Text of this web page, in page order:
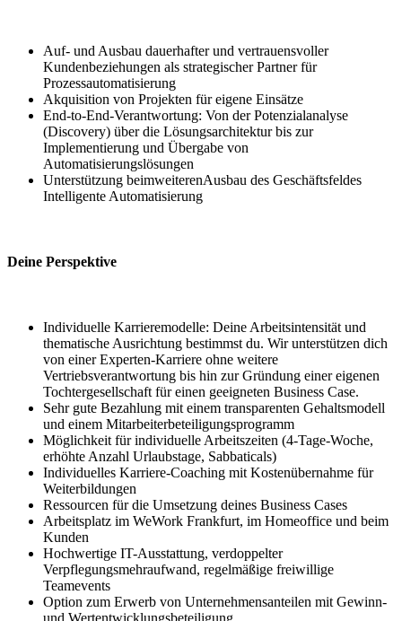
Auf- und Ausbau dauerhafter und vertrauensvoller
Kundenbeziehungen als strategischer Partner für
Prozessautomatisierung
Akquisition von Projekten für eigene Einsätze
End-to-End-Verantwortung: Von der Potenzialanalyse
(Discovery) über die Lösungsarchitektur bis zur
Implementierung und Übergabe von
Automatisierungslösungen
Unterstützung beimweiterenAusbau des Geschäftsfeldes
Intelligente Automatisierung
Deine Perspektive
Individuelle Karrieremodelle: Deine Arbeitsintensität und
thematische Ausrichtung bestimmst du. Wir unterstützen dich
von einer Experten-Karriere ohne weitere
Vertriebsverantwortung bis hin zur Gründung einer eigenen
Tochtergesellschaft für einen geeigneten Business Case.
Sehr gute Bezahlung mit einem transparenten Gehaltsmodell
und einem Mitarbeiterbeteiligungsprogramm
Möglichkeit für individuelle Arbeitszeiten (4-Tage-Woche,
erhöhte Anzahl Urlaubstage, Sabbaticals)
Individuelles Karriere-Coaching mit Kostenübernahme für
Weiterbildungen
Ressourcen für die Umsetzung deines Business Cases
Arbeitsplatz im WeWork Frankfurt, im Homeoffice und beim
Kunden
Hochwertige IT-Ausstattung, verdoppelter
Verpflegungsmehraufwand, regelmäßige freiwillige
Teamevents
Option zum Erwerb von Unternehmensanteilen mit Gewinn-